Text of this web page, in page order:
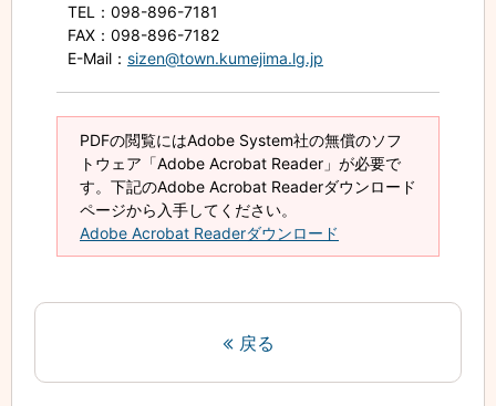
TEL
：098-896-7181
FAX ：098-896-7182
E-Mail ： sizen@town.kumejima.lg.jp
PDFの閲覧にはAdobe System社の無償のソフ
トウェア「Adobe Acrobat Reader」が必要で
す。下記のAdobe Acrobat Readerダウンロード
ページから入手してください。
Adobe Acrobat Readerダウンロード
戻る